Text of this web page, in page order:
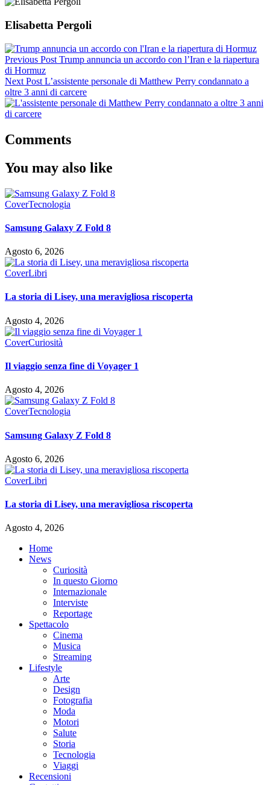
Elisabetta Pergoli
Previous Post Trump annuncia un accordo con l’Iran e la riapertura
di Hormuz
Next Post L’assistente personale di Matthew Perry condannato a
oltre 3 anni di carcere
Comments
You may also like
CoverTecnologia
Samsung Galaxy Z Fold 8
Agosto 6, 2026
CoverLibri
La storia di Lisey, una meravigliosa riscoperta
Agosto 4, 2026
CoverCuriosità
Il viaggio senza fine di Voyager 1
Agosto 4, 2026
CoverTecnologia
Samsung Galaxy Z Fold 8
Agosto 6, 2026
CoverLibri
La storia di Lisey, una meravigliosa riscoperta
Agosto 4, 2026
Home
News
Curiosità
In questo Giorno
Internazionale
Interviste
Reportage
Spettacolo
Cinema
Musica
Streaming
Lifestyle
Arte
Design
Fotografia
Moda
Motori
Salute
Storia
Tecnologia
Viaggi
Recensioni